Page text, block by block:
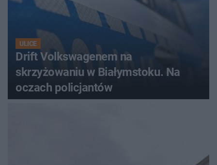
ULICE
Drift Volkswagenem na
skrzyżowaniu w Białymstoku. Na
oczach policjantów